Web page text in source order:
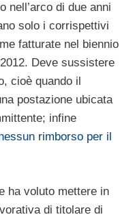
nell’arco di due anni
solo i corrispettivi
fatturate nel biennio
Deve sussistere
cioè quando il
postazione ubicata
infine
rimborso per il
ha voluto mettere in
di titolare di